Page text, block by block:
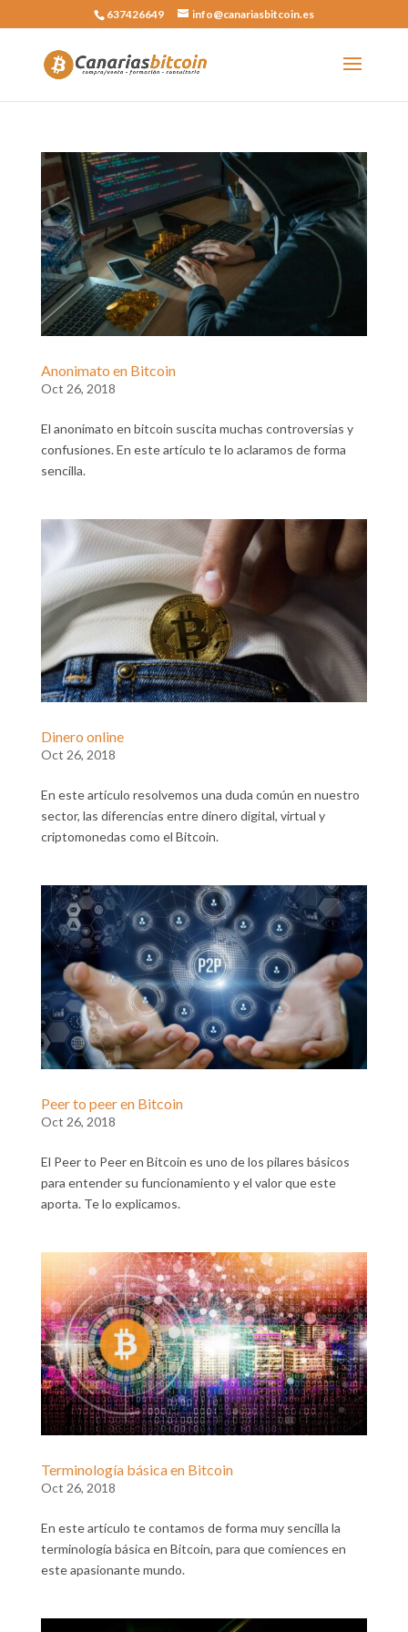
637426649 info@canariasbitcoin.es
Anonimato en Bitcoin
Oct 26, 2018
El anonimato en bitcoin suscita muchas controversias y
confusiones. En este artículo te lo aclaramos de forma
sencilla.
Dinero online
Oct 26, 2018
En este artículo resolvemos una duda común en nuestro
sector, las diferencias entre dinero digital, virtual y
criptomonedas como el Bitcoin.
Peer to peer en Bitcoin
Oct 26, 2018
El Peer to Peer en Bitcoin es uno de los pilares básicos
para entender su funcionamiento y el valor que este
aporta. Te lo explicamos.
Terminología básica en Bitcoin
Oct 26, 2018
En este artículo te contamos de forma muy sencilla la
terminología básica en Bitcoin, para que comiences en
este apasionante mundo.